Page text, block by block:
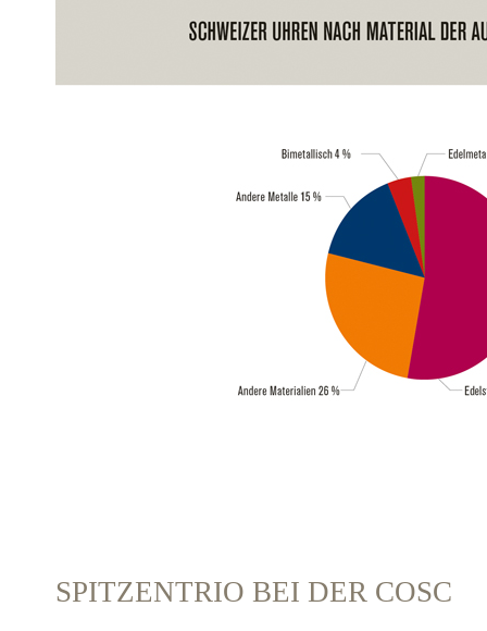
SPITZENTRIO BEI DER COSC